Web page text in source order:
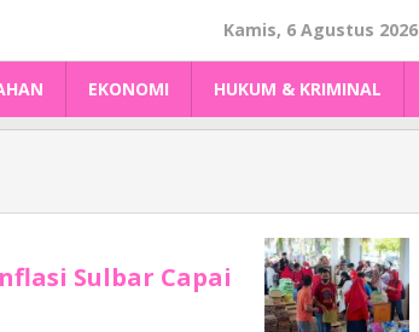
Kamis, 6 Agustus 2026
EKONOMI HUKUM & KRIMINAL
Sulbar Capai